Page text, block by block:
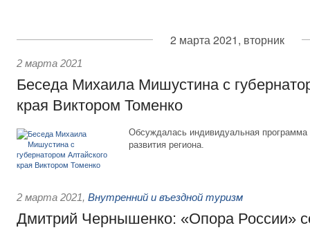
2 марта 2021, вторник
2 марта 2021
Беседа Михаила Мишустина с
края Виктором Томенко
Обсуждалась индивидуальная программа
развития региона.
2 марта 2021, Внутренний и въездной туризм
Дмитрий Чернышенко: «Опора России»